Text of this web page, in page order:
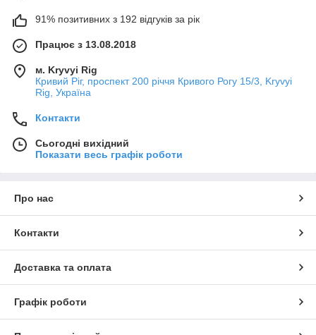
91% позитивних з 192 відгуків за рік
Працює з 13.08.2018
м. Kryvyi Rig
Кривий Ріг, проспект 200 річчя Кривого Рогу 15/3, Kryvyi
Rig, Україна
Контакти
Сьогодні вихідний
Показати весь графік роботи
Про нас
Контакти
Доставка та оплата
Графік роботи